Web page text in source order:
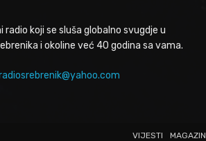
radio koji se sluša globalno svugdje u
i okoline već 40 godina sa vama.
VIJESTI MAGAZIN